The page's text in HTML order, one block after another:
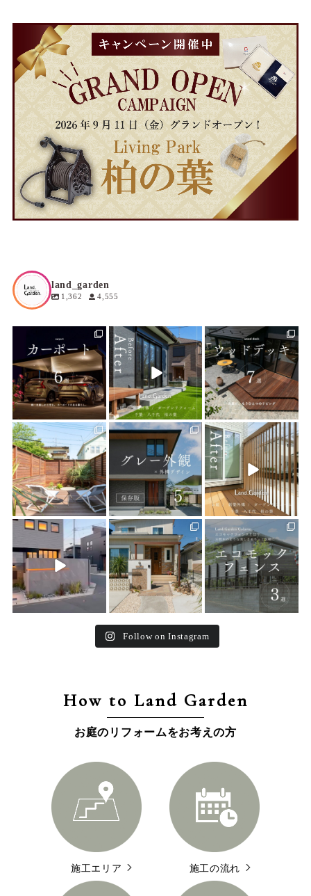
land_garden
1,362 4,555
4 0
land_garden
10
land_garden
21 0
land_garden
20 0
land_garden
23 0
land_garden
22 0
land_garden
0
land_garden
25 0
land_garden
16 0
Follow on Instagram
How to Land Garden
お庭のリフォームをお考えの方
施工エリア 施工の流れ